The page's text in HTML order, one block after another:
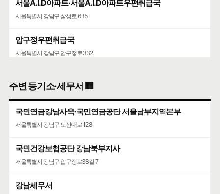
서울A.I.D아파트·서울A.I.D아파트우편취급국
서울특별시 강남구 삼성로 635
압구정우편취급국
서울특별시 강남구 압구정로 332
서울특별시 강남구 도산대로 507
주변 등기소·세무서 🏢
국민연금강남사옥·국민연금공단 서울남부지역본부
서울특별시 강남구 도산대로 128
국민건강보험공단 강남북부지사
서울특별시 강남구 압구정로38길 7
강남세무서